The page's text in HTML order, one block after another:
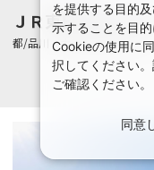
ＪＲ東日本ホテ
都/品川・大森・蒲田・羽田
を提供する目的
示することを目
Cookieの使用に
択してください
ご確認ください。
同意